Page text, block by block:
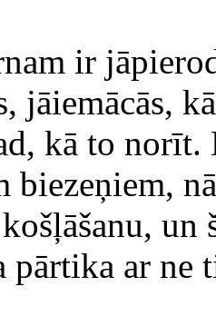
ir
jāiemācās,
kā to
biezeņiem,
un
pārtika ar